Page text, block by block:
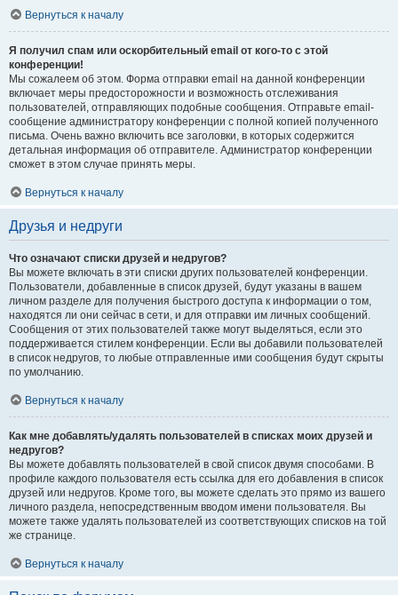
Вернуться к началу
Я получил спам или оскорбительный email от кого-то с этой
конференции!
Мы сожалеем об этом. Форма отправки email на данной конференции
включает меры предосторожности и возможность отслеживания
пользователей, отправляющих подобные сообщения. Отправьте email-
сообщение администратору конференции с полной копией полученного
письма. Очень важно включить все заголовки, в которых содержится
детальная информация об отправителе. Администратор конференции
сможет в этом случае принять меры.
Вернуться к началу
Друзья и недруги
Что означают списки друзей и недругов?
Вы можете включать в эти списки других пользователей конференции.
Пользователи, добавленные в список друзей, будут указаны в вашем
личном разделе для получения быстрого доступа к информации о том,
находятся ли они сейчас в сети, и для отправки им личных сообщений.
Сообщения от этих пользователей также могут выделяться, если это
поддерживается стилем конференции. Если вы добавили пользователей
в список недругов, то любые отправленные ими сообщения будут скрыты
по умолчанию.
Вернуться к началу
Как мне добавлять/удалять пользователей в списках моих друзей и
недругов?
Вы можете добавлять пользователей в свой список двумя способами. В
профиле каждого пользователя есть ссылка для его добавления в список
друзей или недругов. Кроме того, вы можете сделать это прямо из вашего
личного раздела, непосредственным вводом имени пользователя. Вы
можете также удалять пользователей из соответствующих списков на той
же странице.
Вернуться к началу